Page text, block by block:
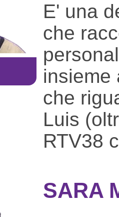
E' una
che
insieme
che
Luis
RTV38
SARA